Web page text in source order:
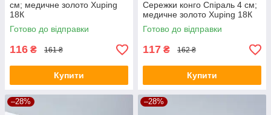
см; медичне золото Xuping
18К
Готово до відправки
116 ₴ 161 ₴
Купити
Сережки конго Спіраль 4 см;
медичне золото Xuping 18К
Готово до відправки
117 ₴ 162 ₴
Купити
–28% –28%